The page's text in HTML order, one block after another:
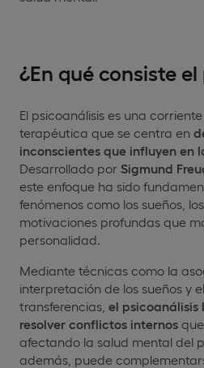
¿En qué consiste
El psicoanálisis es una
terapéutica que se centra en
inconscientes que influyen en
Desarrollado por Sigmund
este enfoque ha sido
fenómenos como los sueños,
motivaciones profundas que
personalidad.
Mediante técnicas como la
interpretación de los sueños y
transferencias, el
resolver conflictos internos
afectando la salud mental del
además, puede